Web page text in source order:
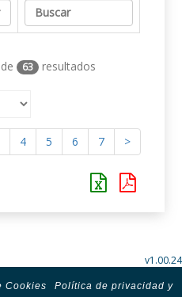
63 resultados
4 5 6 7 >
v1.00.24
Cookies
Política de privacidad y